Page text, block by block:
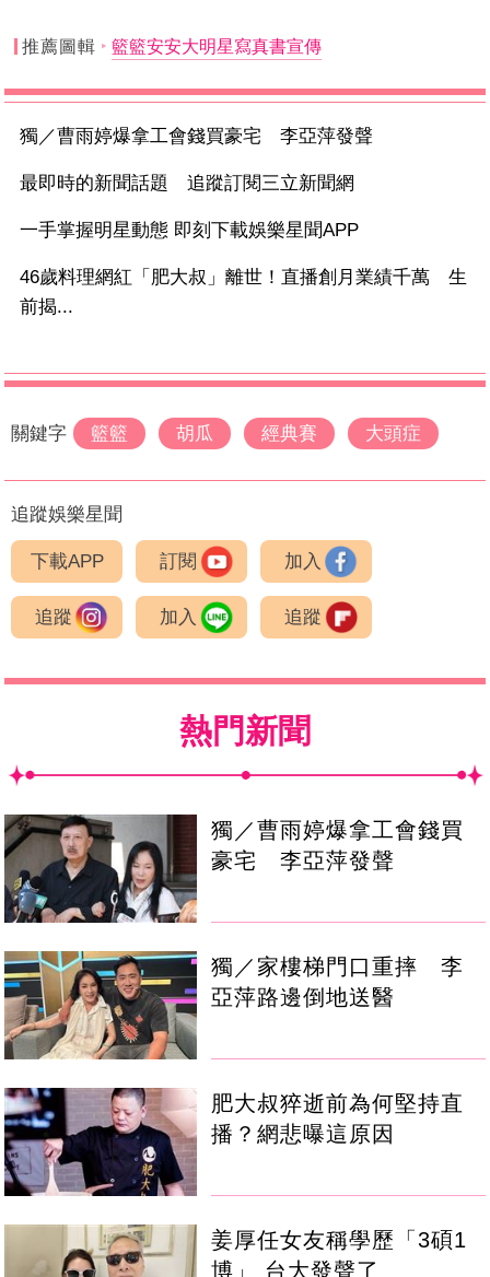
推薦圖輯 籃籃安安大明星寫真書宣傳
獨／曹雨婷爆拿工會錢買豪宅 李亞萍發聲
最即時的新聞話題 追蹤訂閱三立新聞網
一手掌握明星動態 即刻下載娛樂星聞APP
46歲料理網紅「肥大叔」離世！直播創月業績千萬 生
前揭...
關鍵字 籃籃 胡瓜 經典賽 大頭症
追蹤娛樂星聞
下載APP 訂閱 加入
追蹤 加入 追蹤
熱門新聞
獨／曹雨婷爆拿工會錢買
豪宅 李亞萍發聲
獨／家樓梯門口重摔 李
亞萍路邊倒地送醫
肥大叔猝逝前為何堅持直
播？網悲曝這原因
姜厚任女友稱學歷「3碩1
博」 台大發聲了